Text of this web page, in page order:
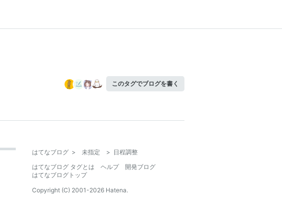
このタグでブログを書く
はてなブログ > 未指定 > 日程調整
はてなブログ タグとは
ヘルプ
開発ブログ
はてなブログトップ
Copyright (C) 2001-2026 Hatena.